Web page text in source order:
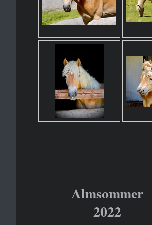
Almsommer
2022